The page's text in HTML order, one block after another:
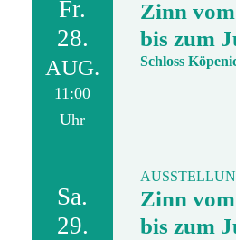
Fr.
28.
AUG.
11:00
Uhr
Zinn
bis zum
Schloss
Sa.
29.
Zinn
bis zum